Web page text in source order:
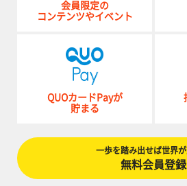
会員限定の
コンテンツやイベント
QUOカードPayが
貯まる
一歩を踏み出せば世界
無料会員登録